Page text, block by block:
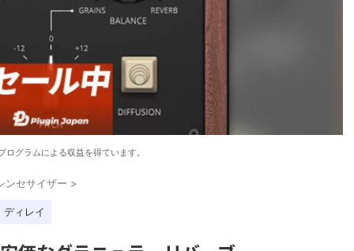
グラムによる収益を得ています。
ンセサイザー >
ディレイ